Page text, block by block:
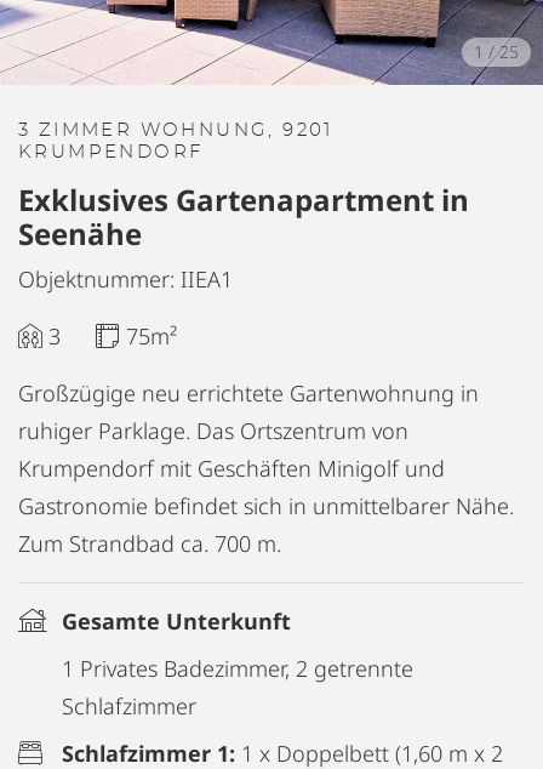
1 /25
3 ZIMMER WOHNUNG, 9201
KRUMPENDORF
Exklusives Gartenapartment in
Seenähe
Objektnummer: IIEA1
3
75m²
Großzügige neu errichtete Gartenwohnung in
ruhiger Parklage. Das Ortszentrum von
Krumpendorf mit Geschäften Minigolf und
Gastronomie befindet sich in unmittelbarer Nähe.
Zum Strandbad ca. 700 m.
Gesamte Unterkunft
1 Privates Badezimmer, 2 getrennte
Schlafzimmer
Schlafzimmer 1: 1 x Doppelbett (1,60 m x 2